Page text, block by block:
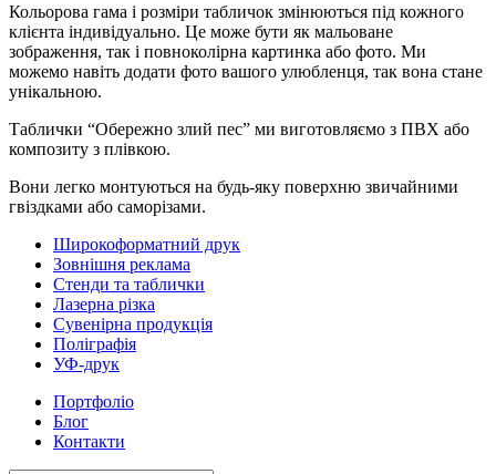
Кольорова гама і розміри табличок змінюються під кожного
клієнта індивідуально. Це може бути як мальоване
зображення, так і повноколірна картинка або фото. Ми
можемо навіть додати фото вашого улюбленця, так вона стане
унікальною.
Таблички “Обережно злий пес” ми виготовляємо з ПВХ або
композиту з плівкою.
Вони легко монтуються на будь-яку поверхню звичайними
гвіздками або саморізами.
Широкоформатний друк
Зовнішня реклама
Стенди та таблички
Лазерна різка
Сувенірна продукція
Поліграфія
УФ-друк
Портфоліо
Блог
Контакти